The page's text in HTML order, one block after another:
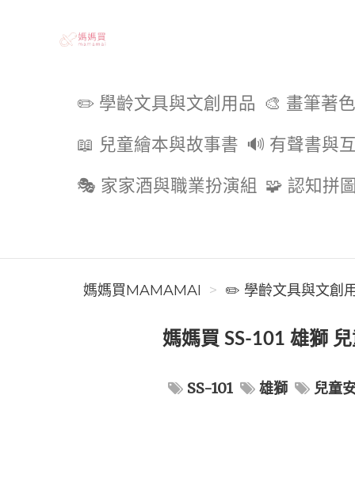
✏️ 學齡文具與文創用品 🎨 畫筆著
📖 兒童繪本與故事書 🔊 有聲書與
🎭 家家酒與職業扮演組 🧩 認知拼
媽媽買MAMAMAI ✏️ 學齡文具與文創
媽媽買 SS-101 雄獅
SS-101 雄獅 兒童